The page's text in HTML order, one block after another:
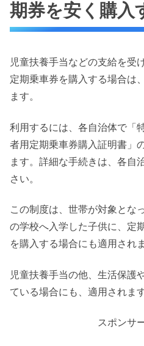
期券を安く
児童扶養手当などの支給を受
定期乗車券を購入する場合は
ます。
利用するには、各自治体で「
者用定期乗車券購入証明書」
ます。詳細な手続きは、各自
さい。
この制度は、世帯が対象とな
の学校へ入学した子供に、定
を購入する場合にも適用されま
児童扶養手当の他、生活保護
ている場合にも、適用されます
スポンサ